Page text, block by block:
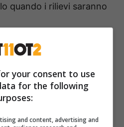
quando i rilievi saranno
e Dana
ciò che basta
sorelle che partivano
your consent to use
for the following
and content, advertising and